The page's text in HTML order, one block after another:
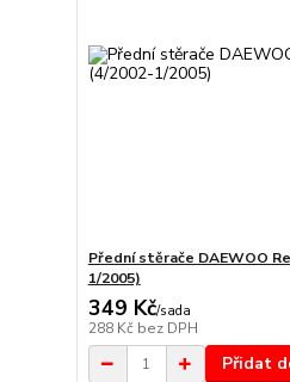
Přední stěrače DAEWOO
1/2005)
349 Kč/sada
288 Kč bez DPH
Přidat